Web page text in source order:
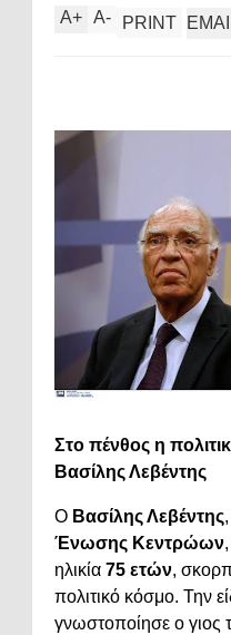
A+ A- PRINT
Στο πένθος η
Βασίλης Λεβέντης
Ο Βασίλης Λεβέντης
Ένωσης Κεντρώων
ηλικία 75 ετών,
πολιτικό κόσμο. Την
γνωστοποίησε ο γιος